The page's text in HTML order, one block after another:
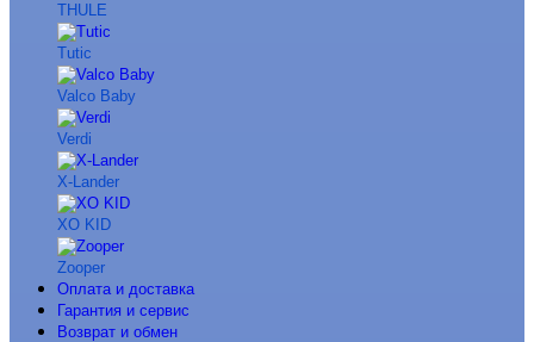
THULE
Tutic
Valco Baby
Verdi
X-Lander
XO KID
Zooper
Оплата и доставка
Гарантия и сервис
Возврат и обмен